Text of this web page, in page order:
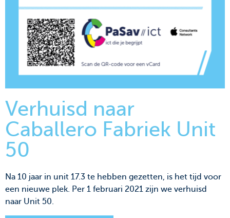
Verhuisd naar
Caballero Fabriek Unit
50
Na 10 jaar in unit 17.3 te hebben gezetten, is het tijd voor
een nieuwe plek. Per 1 februari 2021 zijn we verhuisd
naar Unit 50.